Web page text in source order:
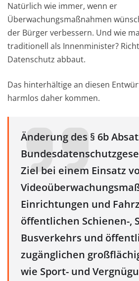
Natürlich wie immer, wenn er
Überwachungsmaßnahmen
der Bürger verbessern. Und wie
traditionell als Innenminister?
Datenschutz abbaut.
Das hinterhältige an diesen
harmlos daher kommen.
Änderung des § 6b
Ziel bei einem Einsatz
Einrichtungen und
öffentlichen Schienen-,
Busverkehrs und
zugänglichen
wie Sport- und